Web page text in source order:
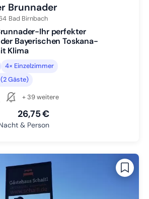
Brunnader
Bad Birnbach
Ihr perfekter
Bayerischen Toskana-
Klima
4× Einzelzimmer
Gäste)
+ 39 weitere
26,75 €
& Person